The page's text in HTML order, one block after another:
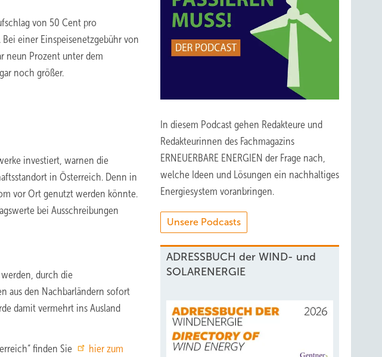
von 50 Cent pro
einer Einspeisenetzgebühr von
neun Prozent unter dem
noch größer.
investiert, warnen die
in Österreich. Denn in
vor Ort genutzt werden könnte.
bei Ausschreibungen
durch die
aus den Nachbarländern sofort
damit vermehrt ins Ausland
finden Sie
hier zum
In diesem Podcast gehen Redakteure und
Redakteurinnen des Fachmagazins
ERNEUERBARE ENERGIEN der Frage nach,
welche Ideen und Lösungen ein nachhaltiges
Energiesystem voranbringen.
Unsere Podcasts
ADRESSBUCH der WIND- und
SOLARENERGIE